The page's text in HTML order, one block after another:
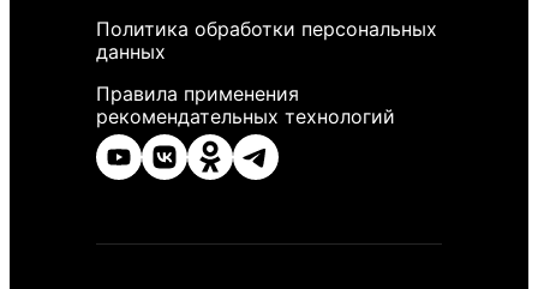
Политика обработки персональных
данных
Правила применения
рекомендательных технологий